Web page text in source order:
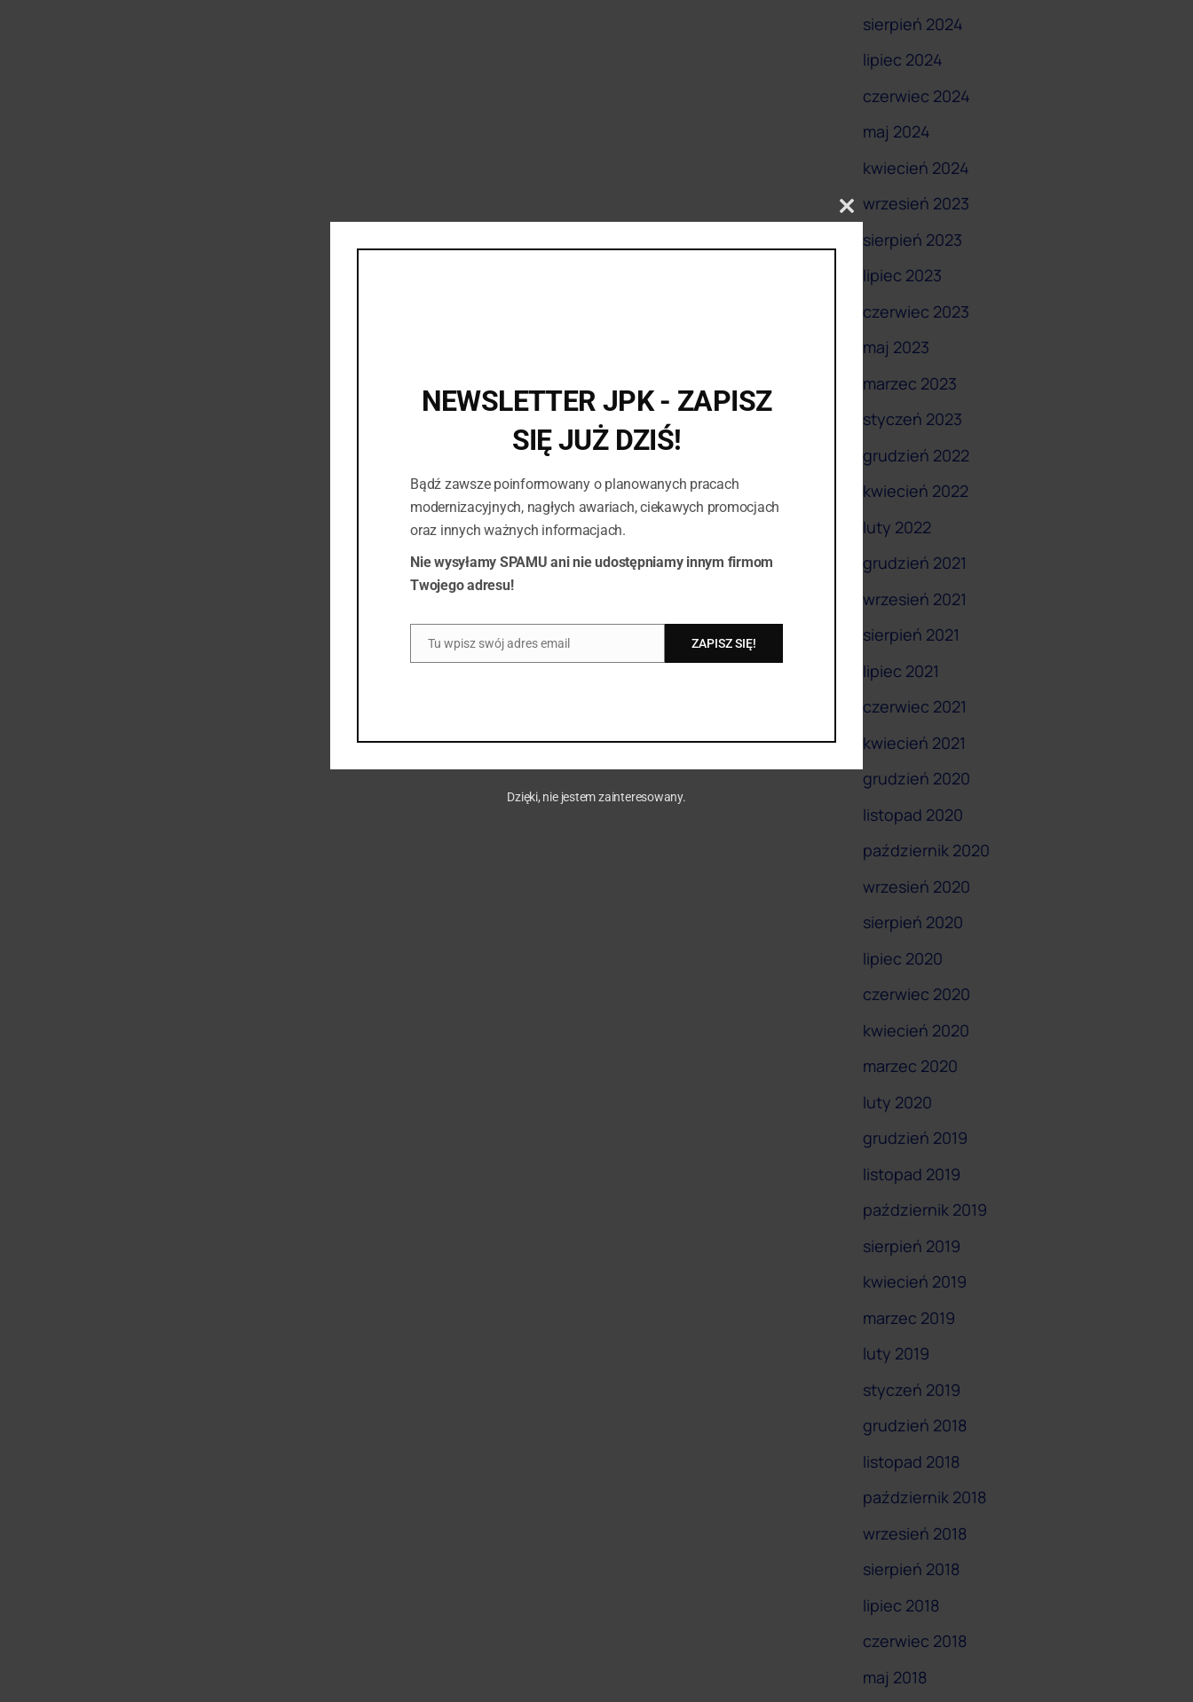
sierpień 2024
lipiec 2024
czerwiec 2024
maj 2024
kwiecień 2024
wrzesień 2023
sierpień 2023
lipiec 2023
czerwiec 2023
maj 2023
marzec 2023
styczeń 2023
grudzień 2022
kwiecień 2022
luty 2022
grudzień 2021
wrzesień 2021
sierpień 2021
lipiec 2021
czerwiec 2021
kwiecień 2021
grudzień 2020
listopad 2020
październik 2020
wrzesień 2020
sierpień 2020
lipiec 2020
czerwiec 2020
kwiecień 2020
marzec 2020
luty 2020
grudzień 2019
listopad 2019
październik 2019
sierpień 2019
kwiecień 2019
marzec 2019
luty 2019
styczeń 2019
grudzień 2018
listopad 2018
październik 2018
wrzesień 2018
sierpień 2018
lipiec 2018
czerwiec 2018
maj 2018
Close
this
module
NEWSLETTER JPK - ZAPISZ
SIĘ JUŻ DZIŚ!
Bądź zawsze poinformowany o planowanych pracach
modernizacyjnych, nagłych awariach, ciekawych promocjach
oraz innych ważnych informacjach.
Nie wysyłamy SPAMU ani nie udostępniamy innym firmom
Twojego adresu!
Tu wpisz swój adres email ZAPISZ SIĘ!
Dzięki, nie jestem zainteresowany.